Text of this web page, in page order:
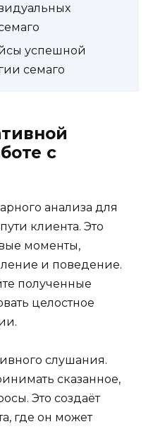
успешной
семаго
с
анализа для
клиента. Это
моменты,
и поведение.
полученные
целостное
слушания.
сказанное,
Это создаёт
где он может